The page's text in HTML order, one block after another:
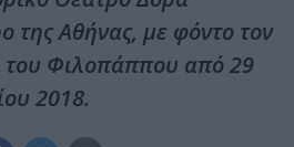
της Αθήνας, με φόντο τον
Φιλοπάππου από 29
2018.